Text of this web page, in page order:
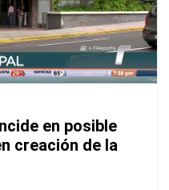
en posible
creación de la